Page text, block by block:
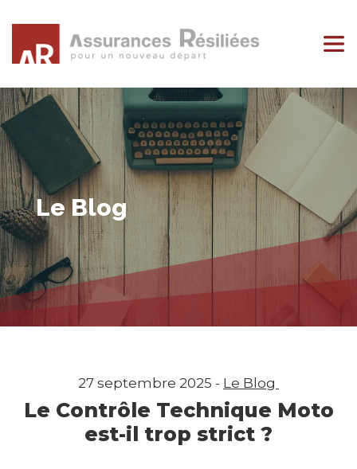
Le Blog
27 septembre 2025 - Le Blog
Le Contrôle Technique Moto
est-il trop strict ?